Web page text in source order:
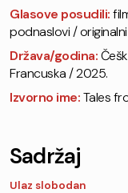
Glasove posudili:
podnaslovi /
Država/godina:
Francuska / 2025.
Izvorno ime:Tales
Sadržaj
Ulaz slobodan